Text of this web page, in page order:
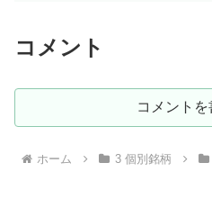
コメント
コメント
ホーム 3 個別銘柄